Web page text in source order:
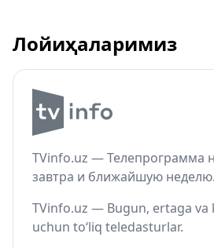
Лойиҳаларимиз
TVinfo.uz — Телепрограмма
завтра и ближайшую неделю.
TVinfo.uz — Bugun, ertaga va
uchun to‘liq teledasturlar.